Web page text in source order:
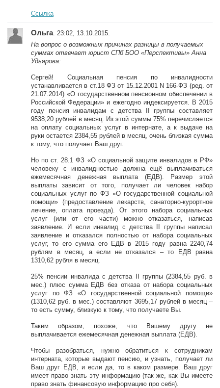
Ссылка
Ольга. 23:02, 13.10.2015.
На вопрос о возможных причинах разницы в получаемых
суммах отвечает юрист СПб БОО «Перспективы» Анна
Удьярова:
Сергей! Социальная пенсия по инвалидности
устанавливается в ст.18 ФЗ от 15.12.2001 N 166-ФЗ (ред. от
21.07.2014) «О государственном пенсионном обеспечении в
Российской Федерации» и ежегодно индексируется. В 2015
году пенсия инвалидам с детства II группы составляет
9538,20 рублей в месяц. Из этой суммы 75% перечисляется
на оплату социальных услуг в интернате, а к выдаче на
руки остается 2384,55 рублей в месяц, очень близкая сумма
к тому, что получает Ваш друг.
Но по ст. 28.1 ФЗ «О социальной защите инвалидов в РФ»
человеку с инвалидностью должна ещё выплачиваться
ежемесячная денежная выплата (ЕДВ). Размер этой
выплаты зависит от того, получает ли человек набор
социальных услуг по ФЗ «О государственной социальной
помощи» (предоставление лекарств, санаторно-курортное
лечение, оплата проезда). От этого набора социальных
услуг (или от его части) можно отказаться, написав
заявление. И если инвалид с детства II группы написал
заявление и отказался полностью от набора социальных
услуг, то его сумма его ЕДВ в 2015 году равна 2240,74
рублям в месяц, а если не отказался – то ЕДВ равна
1310,62 рубля в месяц.
25% пенсии инвалида с детства II группы (2384,55 руб. в
мес.) плюс сумма ЕДВ без отказа от набора социальных
услуг по ФЗ «О государственной социальной помощи»
(1310,62 руб. в мес.) составляют 3695,17 рублей в месяц –
то есть сумму, близкую к тому, что получаете Вы.
Таким образом, похоже, что Вашему другу не
выплачивается ежемесячная денежная выплата (ЕДВ).
Чтобы разобраться, нужно обратиться к сотрудникам
интерната, которые выдают пенсию, и узнать, получает ли
Ваш друг ЕДВ, и если да, то в каком размере. Ваш друг
имеет право знать эту информацию (так же, как Вы имеете
право знать финансовую информацию про себя).